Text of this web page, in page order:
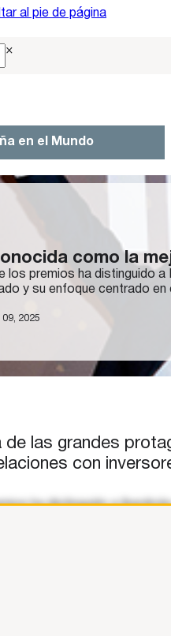
al pie de página
×
en el Mundo
como la
los premios ha distinguido
y su enfoque centrado
2025
de las grandes
con
ha distinguido a